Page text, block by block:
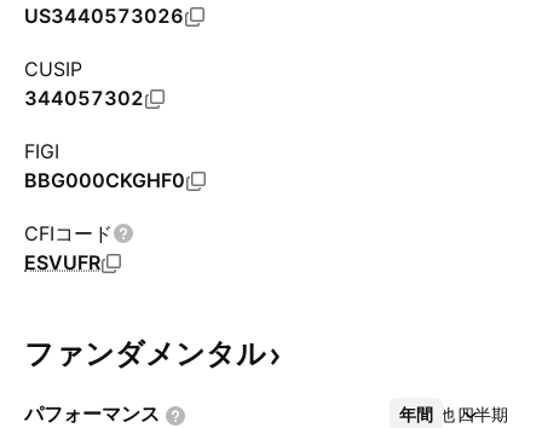
US3440573026
CUSIP
344057302
FIGI
BBG000CKGHF0
CFIコード
ESVUFR
ファンダメンタル
パフォーマンス 年間 四半期
その他